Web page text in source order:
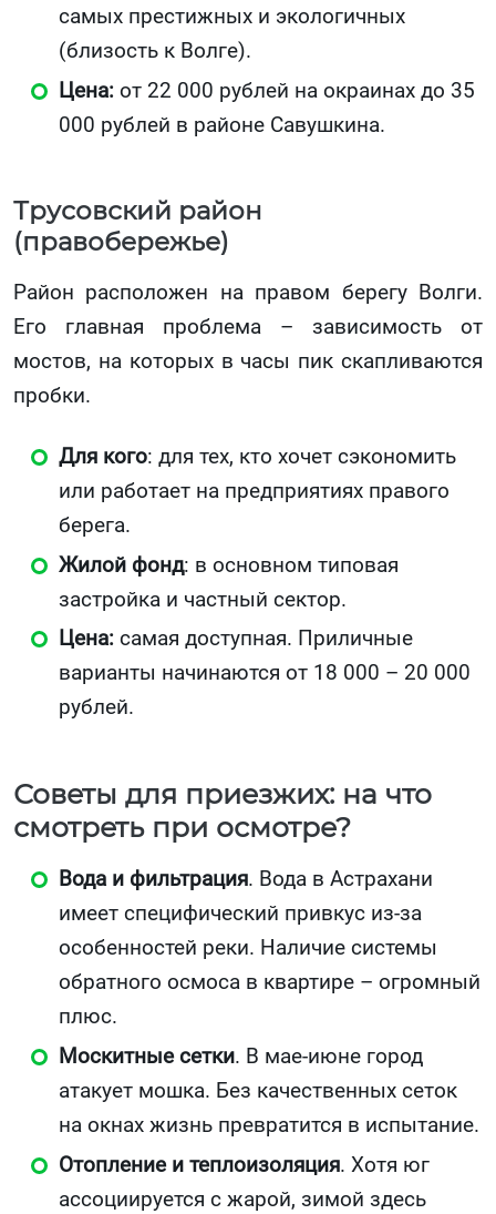
самых престижных и экологичных
(близость к Волге).
Цена: от 22 000 рублей на окраинах до 35
000 рублей в районе Савушкина.
Трусовский район
(правобережье)
Район расположен на правом берегу Волги.
Его главная проблема – зависимость от
мостов, на которых в часы пик скапливаются
пробки.
Для кого: для тех, кто хочет сэкономить
или работает на предприятиях правого
берега.
Жилой фонд: в основном типовая
застройка и частный сектор.
Цена: самая доступная. Приличные
варианты начинаются от 18 000 – 20 000
рублей.
Советы для приезжих: на что
смотреть при осмотре?
Вода и фильтрация. Вода в Астрахани
имеет специфический привкус из-за
особенностей реки. Наличие системы
обратного осмоса в квартире – огромный
плюс.
Москитные сетки. В мае-июне город
атакует мошка. Без качественных сеток
на окнах жизнь превратится в испытание.
Отопление и теплоизоляция. Хотя юг
ассоциируется с жарой, зимой здесь